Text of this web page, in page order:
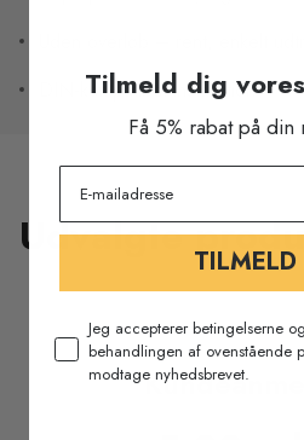
DIN-kompatibel installation
Udvalgte
Tilmeld dig
Få 5% rabat på
Jeg accepterer betingelserne
behandlingen af ovenstående
modtage nyhedsbrevet.